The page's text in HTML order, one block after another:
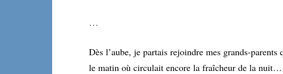
…
Dès l’aube, je partais rejoindre mes grands-
le matin où circulait encore la fraîcheur de la